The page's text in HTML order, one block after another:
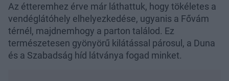
Az étteremhez érve már láthattuk, hogy tökéletes a
vendéglátóhely elhelyezkedése, ugyanis a Fővám
térnél, majdnemhogy a parton találod. Ez
természetesen gyönyörű kilátással párosul, a Duna
és a Szabadság híd látványa fogad minket.